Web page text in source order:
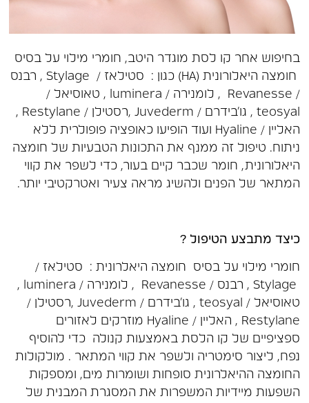
בחיפוש אחר קו לסת מוגדר היטב, חומרי מילוי על בסיס
חומצה היאלורונית (HA) כגון : סטילאז / Stylage , רבנס
/ Revanesse , לומנירה / luminera , טאוסיאל /
teosyal , גו'בידרם / Juvederm ,רסטילן / Restylane ,
האליין / Hyaline ועוד הופיעו כאופציה פופולרית ללא
ניתוח. טיפול זה ממנף את התכונות הטבעיות של חומצה
היאלורונית, חומר שכבר קיים בעור, כדי לשפר את קווי
המתאר של הפנים ולהשיג מראה צעיר ואטרקטיבי יותר.
כיצד מתבצע הטיפול ?
חומרי מילוי על בסיס חומצה היאלרונית : סטילאז /
Stylage , רבנס / Revanesse , לומנירה / luminera ,
טאוסיאל / teosyal , גו'בידרם / Juvederm ,רסטילן /
Restylane , האליין / Hyaline מוזרקים לאזורים
ספציפיים של קו הלסת באמצעות קנולה כדי להוסיף
נפח, ליצור סימטריה ולשפר את קווי המתאר . מולקולות
החומצה ההיאלרונית סופחות ושומרות מים, ומספקות
השפעות מיידיות המשפרות את המסגרת המבנית של